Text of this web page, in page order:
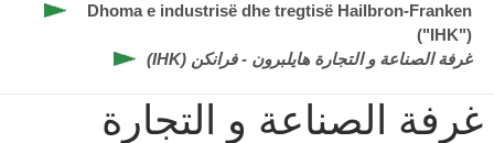
Dhoma e industrisë dhe tregtisë Hailbron-Franken
("IHK")
غرفة الصناعة و التجارة هايلبرون - فرانكن (IHK)
غرفة الصناعة و التجارة